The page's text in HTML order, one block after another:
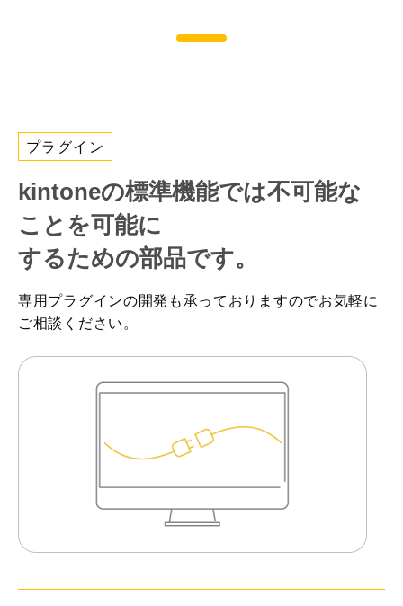
プラグイン
kintoneの標準機能では不可能な
ことを可能に
するための部品です。
専用プラグインの開発も承っておりますのでお気軽に
ご相談ください。